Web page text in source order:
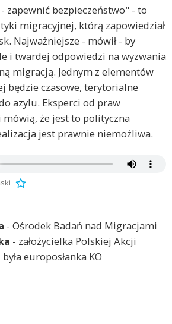
zapewnić bezpieczeństwo" - to
migracyjnej, którą zapowiedział
Najważniejsze - mówił - by
i twardej odpowiedzi na wyzwania
migracją. Jednym z elementów
będzie czasowe, terytorialne
azylu. Eksperci od praw
że jest to polityczna
jest prawnie niemożliwa.
- Ośrodek Badań nad Migracjami
- założycielka Polskiej Akcji
europosłanka KO